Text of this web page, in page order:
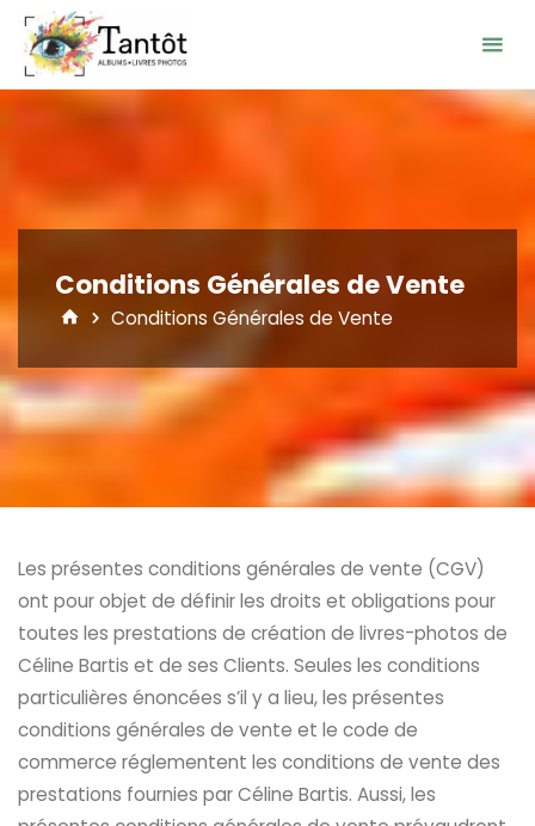
Skip
content
Conditions Générales de Vente
Home
Conditions Générales de Vente
Les présentes conditions générales de vente (CGV)
ont pour objet de définir les droits et obligations pour
toutes les prestations de création de livres-photos de
Céline Bartis et de ses Clients. Seules les conditions
particulières énoncées s’il y a lieu, les présentes
conditions générales de vente et le code de
commerce réglementent les conditions de vente des
prestations fournies par Céline Bartis. Aussi, les